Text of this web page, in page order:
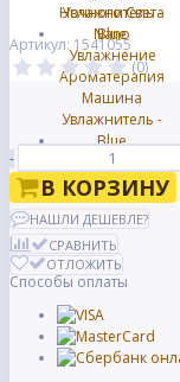
Артикул: 1541055
(0)
-
В КОРЗИНУ
НАШЛИ ДЕШЕВЛЕ?
СРАВНИТЬ
ОТЛОЖИТЬ
Способы оплаты